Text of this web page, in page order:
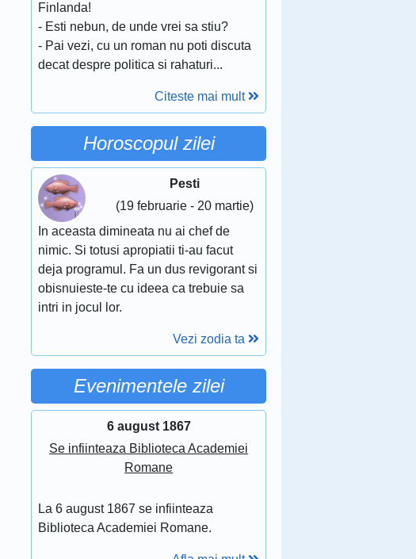
Finlanda!
- Esti nebun, de unde vrei sa stiu?
- Pai vezi, cu un roman nu poti discuta
decat despre politica si rahaturi...
Citeste mai mult
Horoscopul zilei
Pesti
(19 februarie - 20 martie)
In aceasta dimineata nu ai chef de
nimic. Si totusi apropiatii ti-au facut
deja programul. Fa un dus revigorant si
obisnuieste-te cu ideea ca trebuie sa
intri in jocul lor.
Vezi zodia ta
Evenimentele zilei
6 august 1867
Se infiinteaza Biblioteca Academiei
Romane
La 6 august 1867 se infiinteaza
Biblioteca Academiei Romane.